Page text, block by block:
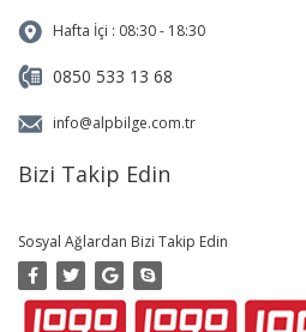
Hafta İçi : 08:30 - 18:30
0850 533 13 68
info@alpbilge.com.tr
Bizi Takip Edin
Sosyal Ağlardan Bizi Takip Edin